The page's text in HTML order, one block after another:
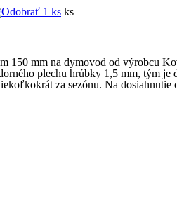
ks
150 mm na dymovod od výrobcu
plechu hrúbky 1,5 mm, tým
za sezónu. Na dosiahnutie